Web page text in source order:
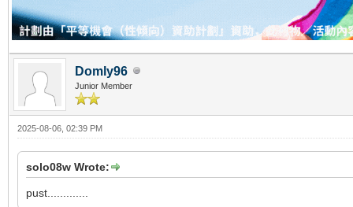
Domly96
Junior Member
2025-08-06, 02:39 PM
solo08w Wrote:
pust.............